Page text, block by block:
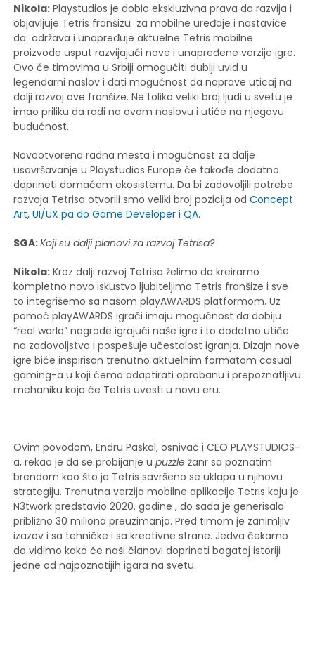
Nikola: Playstudios je dobio ekskluzivna prava da razvija i
objavljuje Tetris franšizu za mobilne uređaje i nastaviće
da održava i unapređuje aktuelne Tetris mobilne
proizvode usput razvijajući nove i unapređene verzije igre.
Ovo će timovima u Srbiji omogućiti dublji uvid u
legendarni naslov i dati mogućnost da naprave uticaj na
dalji razvoj ove franšize. Ne toliko veliki broj ljudi u svetu je
imao priliku da radi na ovom naslovu i utiće na njegovu
budućnost.
Novootvorena radna mesta i mogućnost za dalje
usavršavanje u Playstudios Europe će takođe dodatno
doprineti domaćem ekosistemu. Da bi zadovoljili potrebe
razvoja Tetrisa otvorili smo veliki broj pozicija odConcept
Art, UI/UX pa do Game Developer i QA.
SGA:Koji su dalji planovi za razvoj Tetrisa?
Nikola: Kroz dalji razvoj Tetrisa želimo da kreiramo
kompletno novo iskustvo ljubiteljima Tetris franšize i sve
to integrišemo sa našom playAWARDS platformom. Uz
pomoć playAWARDS igrači imaju mogućnost da dobiju
“real world” nagrade igrajući naše igre i to dodatno utiče
na zadovoljstvo i pospešuje učestalost igranja. Dizajn nove
igre biće inspirisan trenutno aktuelnim formatom casual
gaming-a u koji ćemo adaptirati oprobanu i prepoznatljivu
mehaniku koja će Tetris uvesti u novu eru.
Ovim povodom, Endru Paskal, osnivač i CEO PLAYSTUDIOS-
a, rekao je da se probijanje upuzzle žanr sa poznatim
brendom kao što je Tetris savršeno se uklapa u njihovu
strategiju. Trenutna verzija mobilne aplikacije Tetris koju je
N3twork predstavio 2020. godine , do sada je generisala
približno 30 miliona preuzimanja. Pred timom je zanimljiv
izazov i sa tehničke i sa kreativne strane. Jedva čekamo
da vidimo kako će naši članovi doprineti bogatoj istoriji
jedne od najpoznatijih igara na svetu.